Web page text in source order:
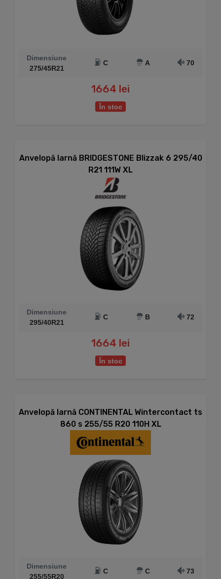
Dimensiune
275/45R21
C A 70
1664 lei
În stoc
Anvelopă Iarnă BRIDGESTONE Blizzak 6 295/40
R21 111W XL
Dimensiune
295/40R21
C B 72
1664 lei
În stoc
Anvelopă Iarnă CONTINENTAL Wintercontact ts
860 s 255/55 R20 110H XL
Dimensiune
255/55R20
C C 73